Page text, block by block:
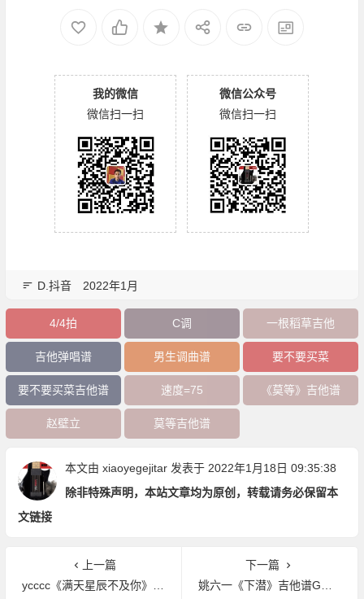
我的微信
微信扫一扫
微信公众号
微信扫一扫
D.抖音 2022年1月
4/4拍 C调 一根稻草吉他
吉他弹唱谱 男生调曲谱 要不要买菜
要不要买菜吉他谱 速度=75 《莫等》吉他谱
赵壁立 莫等吉他谱
本文由 xiaoyegejitar发表于 2022年1月18日 09:35:38
除非特殊声明，本站文章均为原创，转载请务必保留本
文链接
上一篇
ycccc《满天星辰不及你》吉他谱F调吉他弹唱谱
下一篇
姚六一《下潜》吉他谱G调吉他弹唱谱